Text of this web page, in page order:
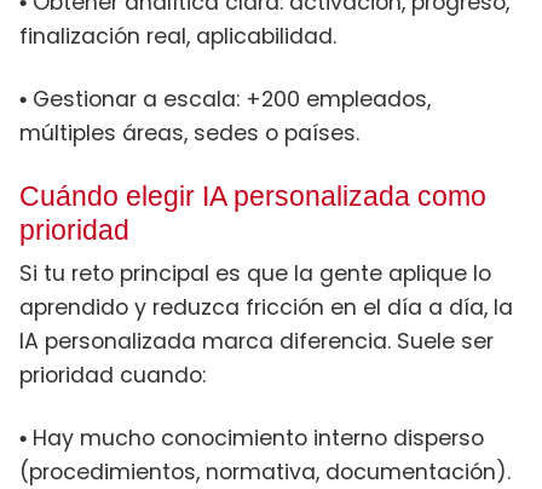
finalización real, aplicabilidad.
• Gestionar a escala: +200 empleados,
múltiples áreas, sedes o países.
Cuándo elegir IA personalizada como
prioridad
Si tu reto principal es que la gente aplique lo
aprendido y reduzca fricción en el día a día, la
IA personalizada marca diferencia. Suele ser
prioridad cuando:
• Hay mucho conocimiento interno disperso
(procedimientos, normativa, documentación).